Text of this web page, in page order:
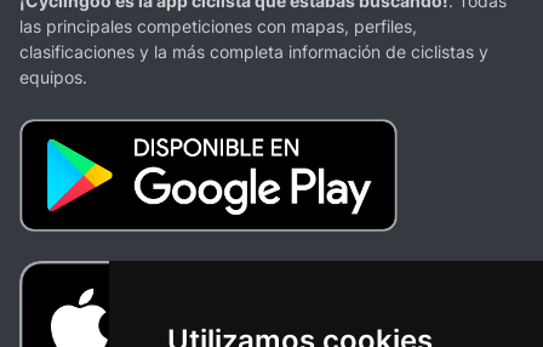
las principales competiciones con mapas, perfiles,
clasificaciones y la más completa información de ciclistas y
equipos.